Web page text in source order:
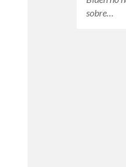
sobre…